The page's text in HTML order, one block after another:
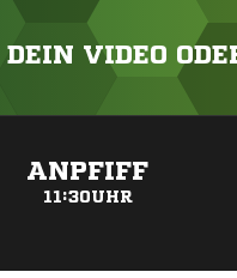
VIDEO
ANPFIFF
11:30UHR